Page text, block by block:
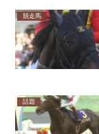
競走馬
話題